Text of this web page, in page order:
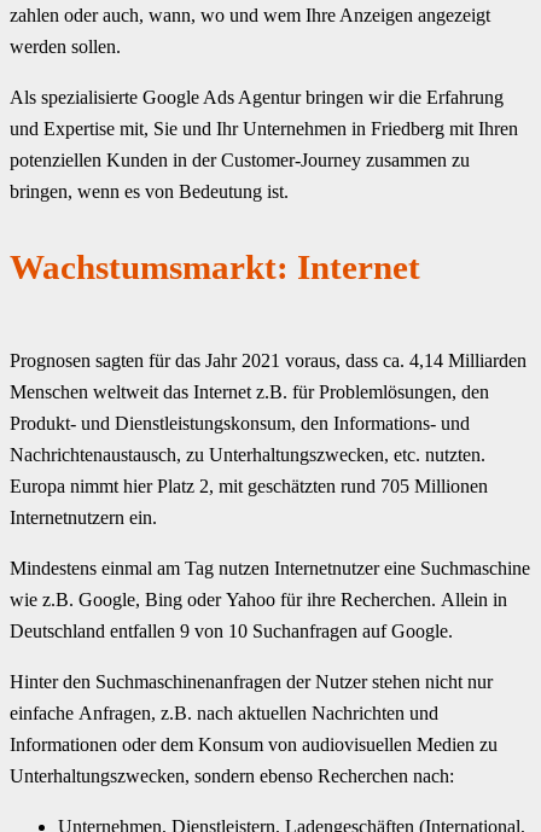
zahlen oder auch, wann, wo und wem Ihre Anzeigen angezeigt
werden sollen.
Als spezialisierte Google Ads Agentur bringen wir die Erfahrung
und Expertise mit, Sie und Ihr Unternehmen in Friedberg mit Ihren
potenziellen Kunden in der Customer-Journey zusammen zu
bringen, wenn es von Bedeutung ist.
Wachstumsmarkt: Internet
Prognosen sagten für das Jahr 2021 voraus, dass ca. 4,14 Milliarden
Menschen weltweit das Internet z.B. für Problemlösungen, den
Produkt- und Dienstleistungskonsum, den Informations- und
Nachrichtenaustausch, zu Unterhaltungszwecken, etc. nutzten.
Europa nimmt hier Platz 2, mit geschätzten rund 705 Millionen
Internetnutzern ein.
Mindestens einmal am Tag nutzen Internetnutzer eine Suchmaschine
wie z.B. Google, Bing oder Yahoo für ihre Recherchen. Allein in
Deutschland entfallen 9 von 10 Suchanfragen auf Google.
Hinter den Suchmaschinenanfragen der Nutzer stehen nicht nur
einfache Anfragen, z.B. nach aktuellen Nachrichten und
Informationen oder dem Konsum von audiovisuellen Medien zu
Unterhaltungszwecken, sondern ebenso Recherchen nach:
Unternehmen, Dienstleistern, Ladengeschäften (International,